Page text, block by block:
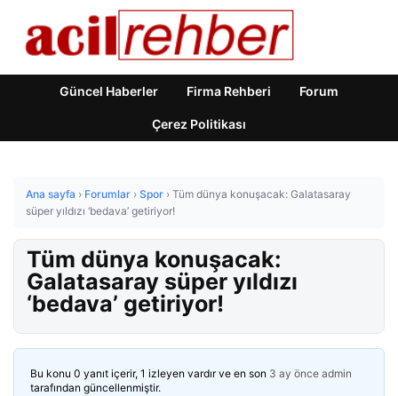
Güncel Haberler Firma Rehberi Forum
Çerez Politikası
Ana sayfa › Forumlar › Spor › Tüm dünya konuşacak: Galatasaray
süper yıldızı ‘bedava’ getiriyor!
Tüm dünya konuşacak:
Galatasaray süper yıldızı
‘bedava’ getiriyor!
Bu konu 0 yanıt içerir, 1 izleyen vardır ve en son 3 ay önce admin
tarafından güncellenmiştir.